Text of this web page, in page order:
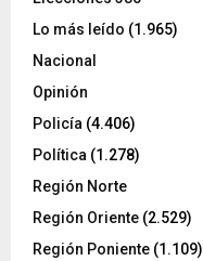
Lo más leído (1.965)
Nacional
Opinión
Policía (4.406)
Política (1.278)
Región Norte
Región Oriente (2.529)
Región Poniente (1.109)